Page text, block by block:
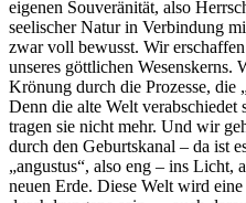
eigenen Souveränität, also
seelischer Natur in Verbindung
zwar voll bewusst. Wir
unseres göttlichen Wesenskerns.
Krönung durch die Prozesse, die
Denn die alte Welt verabschiedet
tragen sie nicht mehr. Und wir
durch den Geburtskanal – da ist
„angustus“, also eng – ins Licht,
neuen Erde. Diese Welt wird